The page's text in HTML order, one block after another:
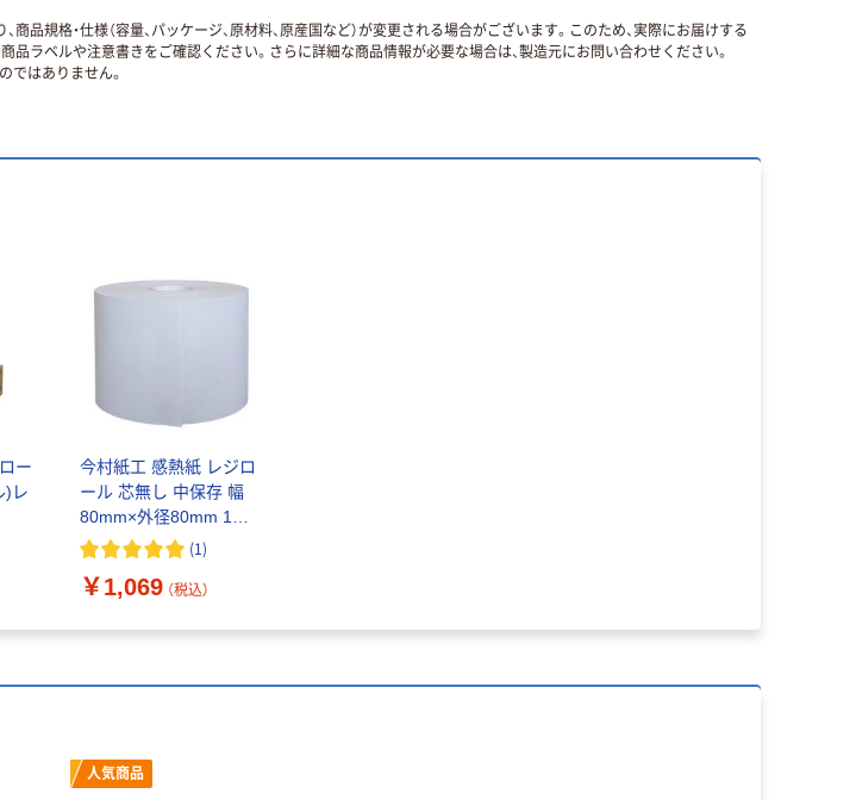
規格・仕様（容量、パッケージ、原材料、原産国など）が変更される場合がございます。このため、実際にお届けする
ラベルや注意書きをご確認ください。さらに詳細な商品情報が必要な場合は、製造元にお問い合わせください。
ではありません。
ー
)レ
今村紙工 感熱紙 レジロ
ール 芯無し 中保存 幅
80mm×外径80mm 1パ
ック（3巻入）
(1)
￥1,069 （税込）
人気商品